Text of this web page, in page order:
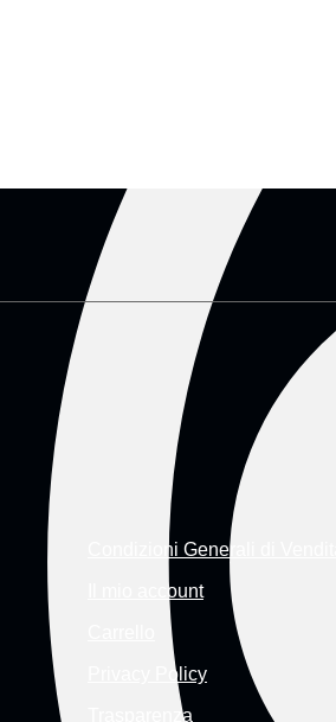
Condizioni Generali di Vendita
Il mio account
Privacy Policy
Trasparenza